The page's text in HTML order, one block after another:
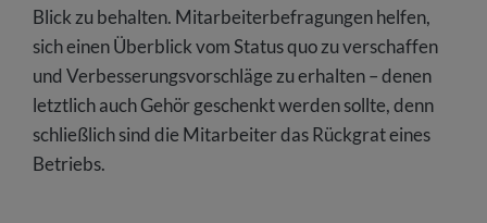
Blick zu behalten. Mitarbeiterbefragungen helfen,
sich einen Überblick vom Status quo zu verschaffen
und Verbesserungsvorschläge zu erhalten – denen
letztlich auch Gehör geschenkt werden sollte, denn
schließlich sind die Mitarbeiter das Rückgrat eines
Betriebs.